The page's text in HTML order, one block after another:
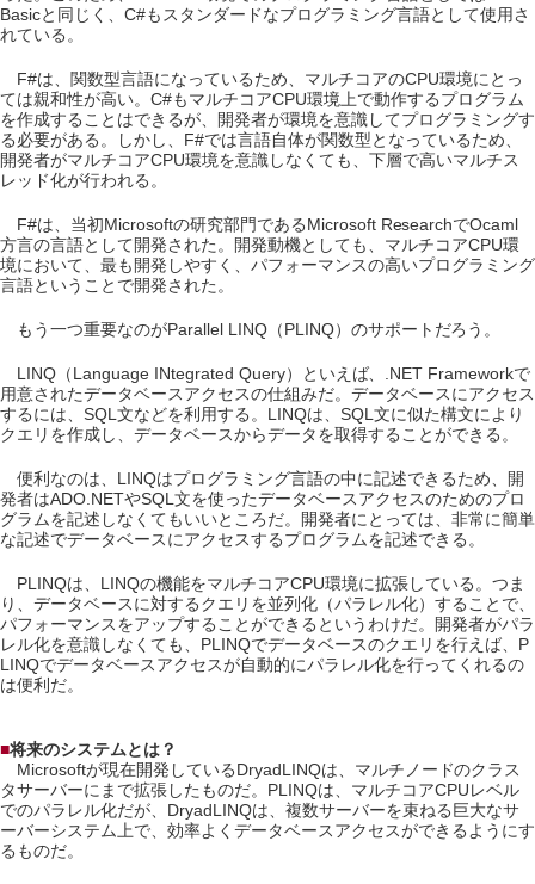
Basicと同じく、C#もスタンダードなプログラミング言語として使用さ
れている。
F#は、関数型言語になっているため、マルチコアのCPU環境にとっ
ては親和性が高い。C#もマルチコアCPU環境上で動作するプログラム
を作成することはできるが、開発者が環境を意識してプログラミングす
る必要がある。しかし、F#では言語自体が関数型となっているため、
開発者がマルチコアCPU環境を意識しなくても、下層で高いマルチス
レッド化が行われる。
F#は、当初Microsoftの研究部門であるMicrosoft ResearchでOcaml
方言の言語として開発された。開発動機としても、マルチコアCPU環
境において、最も開発しやすく、パフォーマンスの高いプログラミング
言語ということで開発された。
もう一つ重要なのがParallel LINQ（PLINQ）のサポートだろう。
LINQ（Language INtegrated Query）といえば、.NET Frameworkで
用意されたデータベースアクセスの仕組みだ。データベースにアクセス
するには、SQL文などを利用する。LINQは、SQL文に似た構文により
クエリを作成し、データベースからデータを取得することができる。
便利なのは、LINQはプログラミング言語の中に記述できるため、開
発者はADO.NETやSQL文を使ったデータベースアクセスのためのプロ
グラムを記述しなくてもいいところだ。開発者にとっては、非常に簡単
な記述でデータベースにアクセスするプログラムを記述できる。
PLINQは、LINQの機能をマルチコアCPU環境に拡張している。つま
り、データベースに対するクエリを並列化（パラレル化）することで、
パフォーマンスをアップすることができるというわけだ。開発者がパラ
レル化を意識しなくても、PLINQでデータベースのクエリを行えば、P
LINQでデータベースアクセスが自動的にパラレル化を行ってくれるの
は便利だ。
■将来のシステムとは？
Microsoftが現在開発しているDryadLINQは、マルチノードのクラス
タサーバーにまで拡張したものだ。PLINQは、マルチコアCPUレベル
でのパラレル化だが、DryadLINQは、複数サーバーを束ねる巨大なサ
ーバーシステム上で、効率よくデータベースアクセスができるようにす
るものだ。